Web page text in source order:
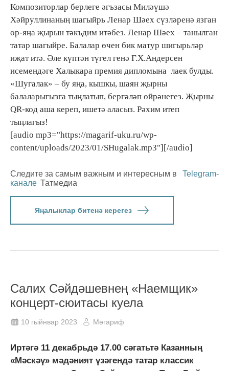
Композиторлар берлеге әгъзасы Миләүшә
Хәйруллинаның шагыйрь Ленар Шәех сүзләренә язган
өр-яңа җырын тәкъдим итәбез. Ленар Шәех – танылган
татар шагыйре. Балалар өчен бик матур шигырьләр
иҗат итә. Әле күптән түгел генә Г.Х.Андерсен
исемендәге Халыкара премия дипломына лаек булды.
«Шугалак» – бу яңа, кышкы, шаян җырны
балаларыгызга тыңлатып, бергәләп өйрәнегез. Җырны
QR-код аша кереп, ишетә аласыз. Рәхим итеп
тыңлагыз!
[audio mp3="https://magarif-uku.ru/wp-
content/uploads/2023/01/SHugalak.mp3"][/audio]
Следите за самым важным и интересным в
Telegram-
канале Татмедиа
Яңалыклар битенә керегез
Салих Сәйдәшевнең «Наемщик»
концерт-сюитасы куела
10 гыйнвар 2023 Мәгариф
Иртәгә 11 декабрьдә 17.00 сәгатьтә Казанның
«Мәскәү» мәдәният үзәгендә татар классик